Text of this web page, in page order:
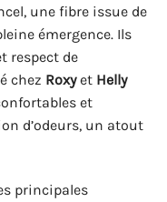
une fibre issue de
émergence. Ils
respect de
chez Roxyet Helly
et
d’odeurs, un atout
principales